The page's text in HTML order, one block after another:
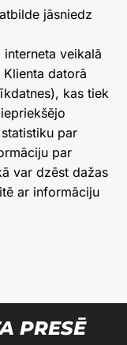
jāsniedz
veikalā
datorā
kas tiek
par
par
var dzēst dažas
ar informāciju
PRESĒ